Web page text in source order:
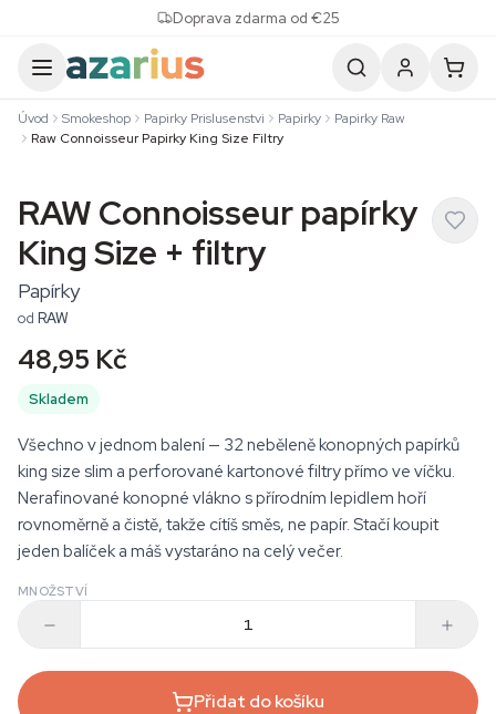
Doprava zdarma od €25
Úvod Smokeshop Papirky Prislusenstvi Papirky
Papirky Raw
Raw Connoisseur Papirky King Size Filtry
RAW Connoisseur papírky
King Size + filtry
Papírky
od RAW
48,95 Kč
Skladem
Všechno v jednom balení — 32 neběleně konopných papírků
king size slim a perforované kartonové filtry přímo ve víčku.
Nerafinované konopné vlákno s přírodním lepidlem hoří
rovnoměrně a čistě, takže cítíš směs, ne papír. Stačí koupit
jeden balíček a máš vystaráno na celý večer.
MNOŽSTVÍ
Přidat do košíku